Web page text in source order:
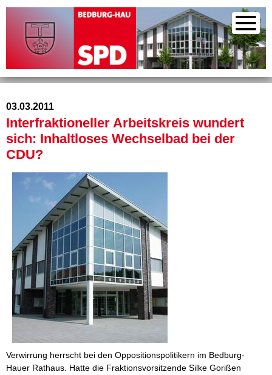
03.03.2011
Interfraktioneller Arbeitskreis wundert
sich: Inhaltloses Wechselbad bei der
CDU?
Verwirrung herrscht bei den Oppositionspolitikern im Bedburg-
Hauer Rathaus. Hatte die Fraktionsvorsitzende Silke Gorißen